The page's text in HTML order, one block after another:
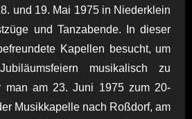
und 19. Mai 1975 in Niederklein
und Tanzabende. In dieser
Kapellen besucht, um
musikalisch zu
man am 23. Juni 1975 zum 20-
Musikkapelle nach Roßdorf, am